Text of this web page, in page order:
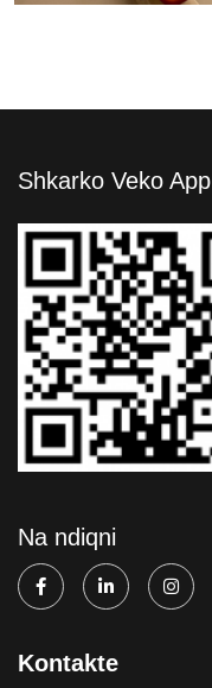
Shkarko Veko App
Na ndiqni
Kontakte